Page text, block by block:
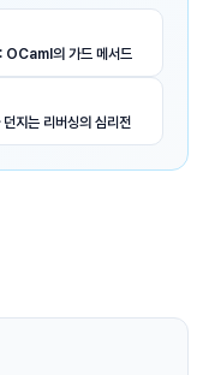
OCaml의 가드 메서드
지는 리버싱의 심리전